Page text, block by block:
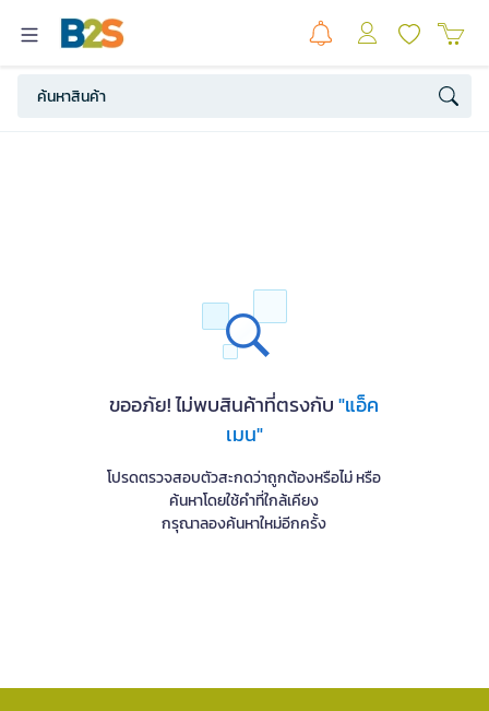
ขออภัย! ไม่พบสินค้าที่ตรงกับ"แอ็ค
เมน"
โปรดตรวจสอบตัวสะกดว่าถูกต้องหรือไม่ หรือ
ค้นหาโดยใช้คำที่ใกล้เคียง
กรุณาลองค้นหาใหม่อีกครั้ง